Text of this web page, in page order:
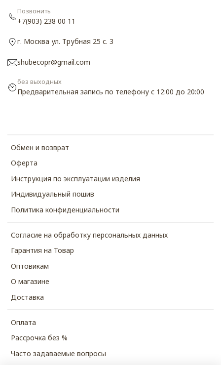
Обмен и возврат
Оферта
Инструкция по эксплуатации изделия
Индивидуальный пошив
Политика конфиденциальности
Согласие на обработку персональных данных
Гарантия на Товар
Оптовикам
О магазине
Доставка
Оплата
Рассрочка без %
Часто задаваемые вопросы
Позвонить
+7(903) 238 00 11
г. Москва ул. Трубная 25 с. 3
shubecopr@gmail.com
без выходных
Предварительная запись по телефону с 12:00 до 20:00